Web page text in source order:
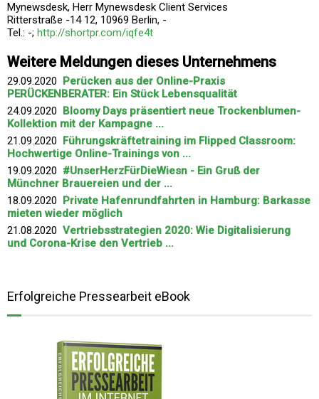
Mynewsdesk, Herr Mynewsdesk Client Services
Ritterstraße -14 12, 10969 Berlin, -
Tel.: -; http://shortpr.com/iqfe4t
Weitere Meldungen dieses Unternehmens
29.09.2020 Perücken aus der Online-Praxis
PERÜCKENBERATER: Ein Stück Lebensqualität
24.09.2020 Bloomy Days präsentiert neue Trockenblumen-
Kollektion mit der Kampagne ...
21.09.2020 Führungskräftetraining im Flipped Classroom:
Hochwertige Online-Trainings von ...
19.09.2020 #UnserHerzFürDieWiesn - Ein Gruß der
Münchner Brauereien und der ...
18.09.2020 Private Hafenrundfahrten in Hamburg: Barkasse
mieten wieder möglich
21.08.2020 Vertriebsstrategien 2020: Wie Digitalisierung
und Corona-Krise den Vertrieb ...
Erfolgreiche Pressearbeit eBook